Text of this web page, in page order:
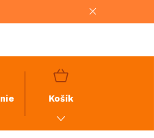
NÁKUPNÝ
Košík